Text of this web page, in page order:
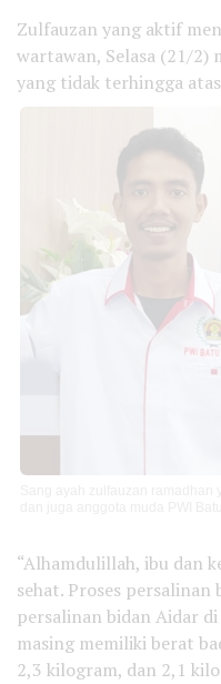
Zulfauzan yang aktif
wartawan, Selasa (21/2)
yang tidak terhingga
“Alhamdulillah, ibu dan
sehat. Proses
persalinan bidan Aidar
masing memiliki berat
2,3 kilogram, dan 2,1